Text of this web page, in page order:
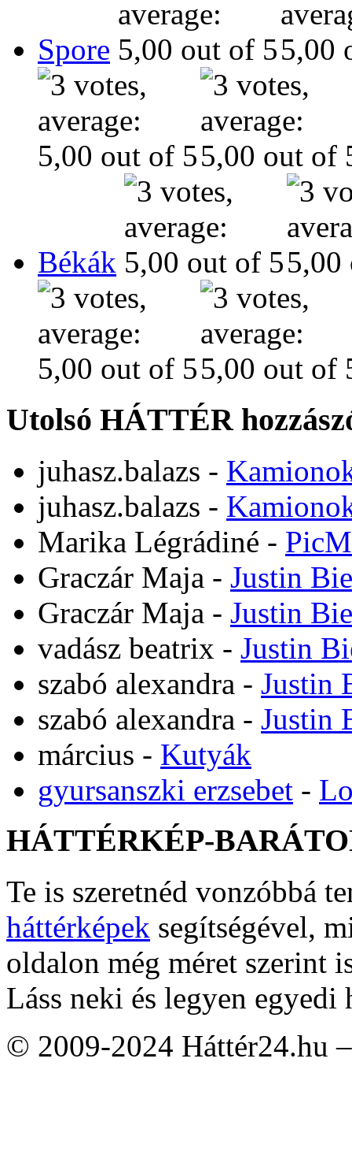
Spore
Békák
Utolsó HÁTTÉR
juhasz.balazs -
juhasz.balazs -
Marika Légrádiné -
Graczár Maja - Justin
Graczár Maja - Justin
vadász beatrix - Justin
szabó alexandra - Justin
szabó alexandra - Justin
március - Kutyák
gyursanszki erzsebet -
HÁTTÉRKÉP-
Te is szeretnéd vonzóbbá
háttérképek segítségével,
oldalon még méret szerint
Láss neki és legyen egyedi
© 2009-2024 Háttér24.hu